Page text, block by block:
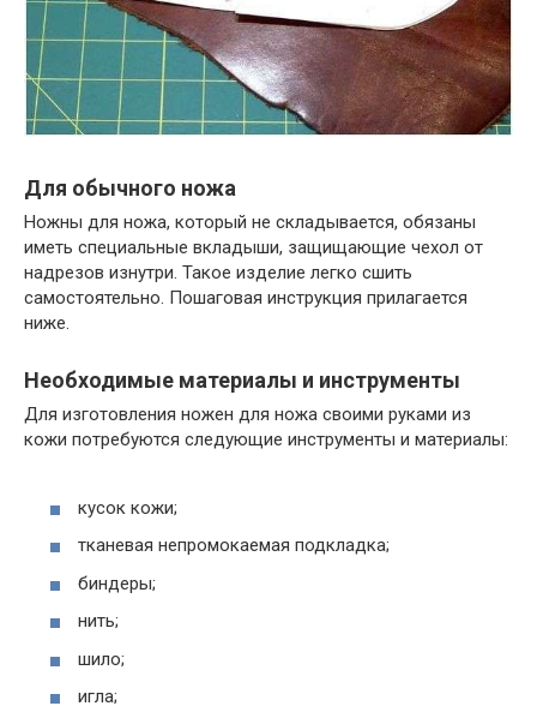
Для обычного ножа
Ножны для ножа, который не складывается, обязаны
иметь специальные вкладыши, защищающие чехол от
надрезов изнутри. Такое изделие легко сшить
самостоятельно. Пошаговая инструкция прилагается
ниже.
Необходимые материалы и инструменты
Для изготовления ножен для ножа своими руками из
кожи потребуются следующие инструменты и материалы:
кусок кожи;
тканевая непромокаемая подкладка;
биндеры;
нить;
шило;
игла;